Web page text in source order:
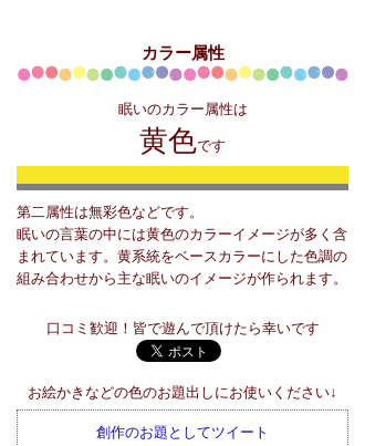
カラー属性
眠いのカラー属性は
黄色です
第二属性は無彩色などです。
眠いの言葉の中には黄色のカラーイメージが多く含
まれています。黄系統をベースカラーにした色調の
組み合わせから主な眠いのイメージが作られます。
口コミ歓迎！皆で遊んで頂けたら幸いです
お絵かきなどの色のお題出しにお使いください↓
創作のお題としてツイート